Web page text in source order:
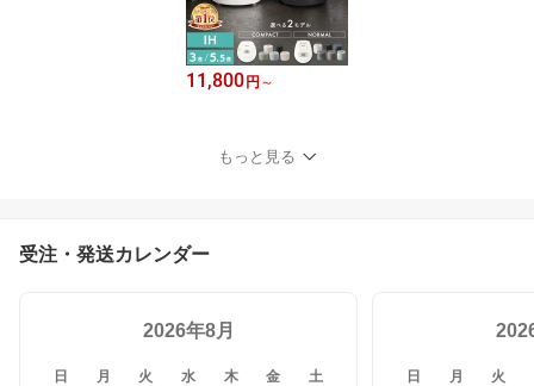
11,800 円 ～
もっと見る
受注・発送カレンダー
2026年8月
日 月 火 水 木 金 土 日 月 火